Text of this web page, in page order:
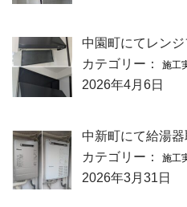
中園町にてレンジ
カテゴリー：
施工
2026年4月6日
中新町にて給湯
カテゴリー：
施工
2026年3月31日